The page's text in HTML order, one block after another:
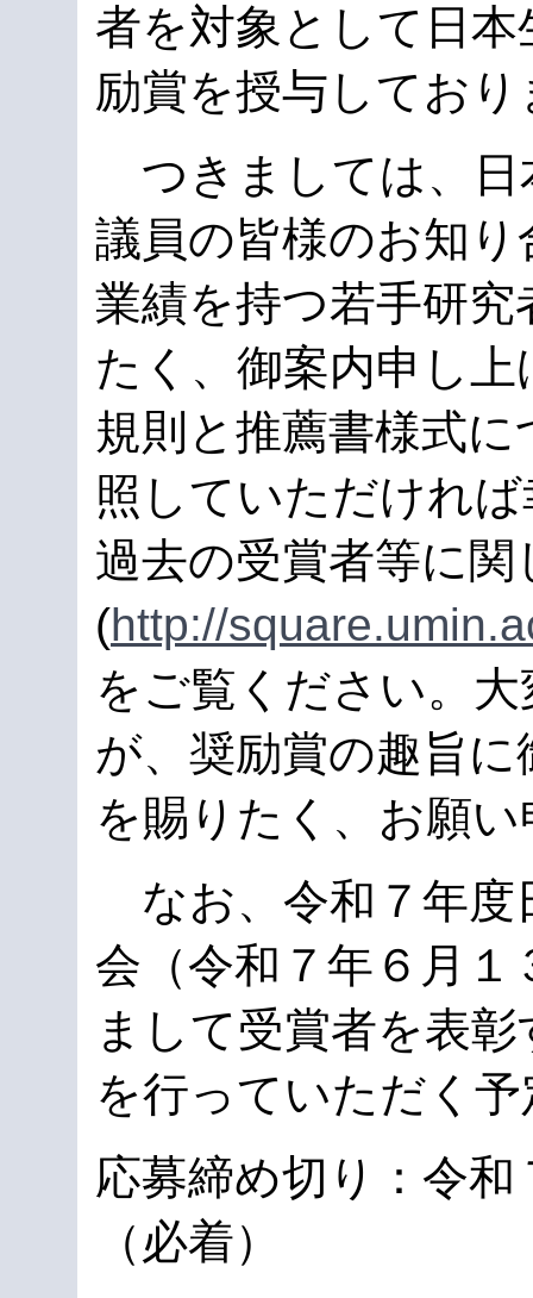
者を対象として日
励賞を授与しており
つきましては、日
議員の皆様のお知
業績を持つ若手研
たく、御案内申し
規則と推薦書様式
照していただけれ
過去の受賞者等に
(http://
をご覧ください。
が、奨励賞の趣旨
を賜りたく、お願
なお、令和７年度
会（令和７年６月
まして受賞者を表
を行っていただく
応募締め切り：令
（必着）